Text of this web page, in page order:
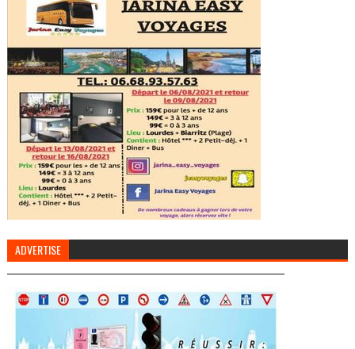
ADVERTISE